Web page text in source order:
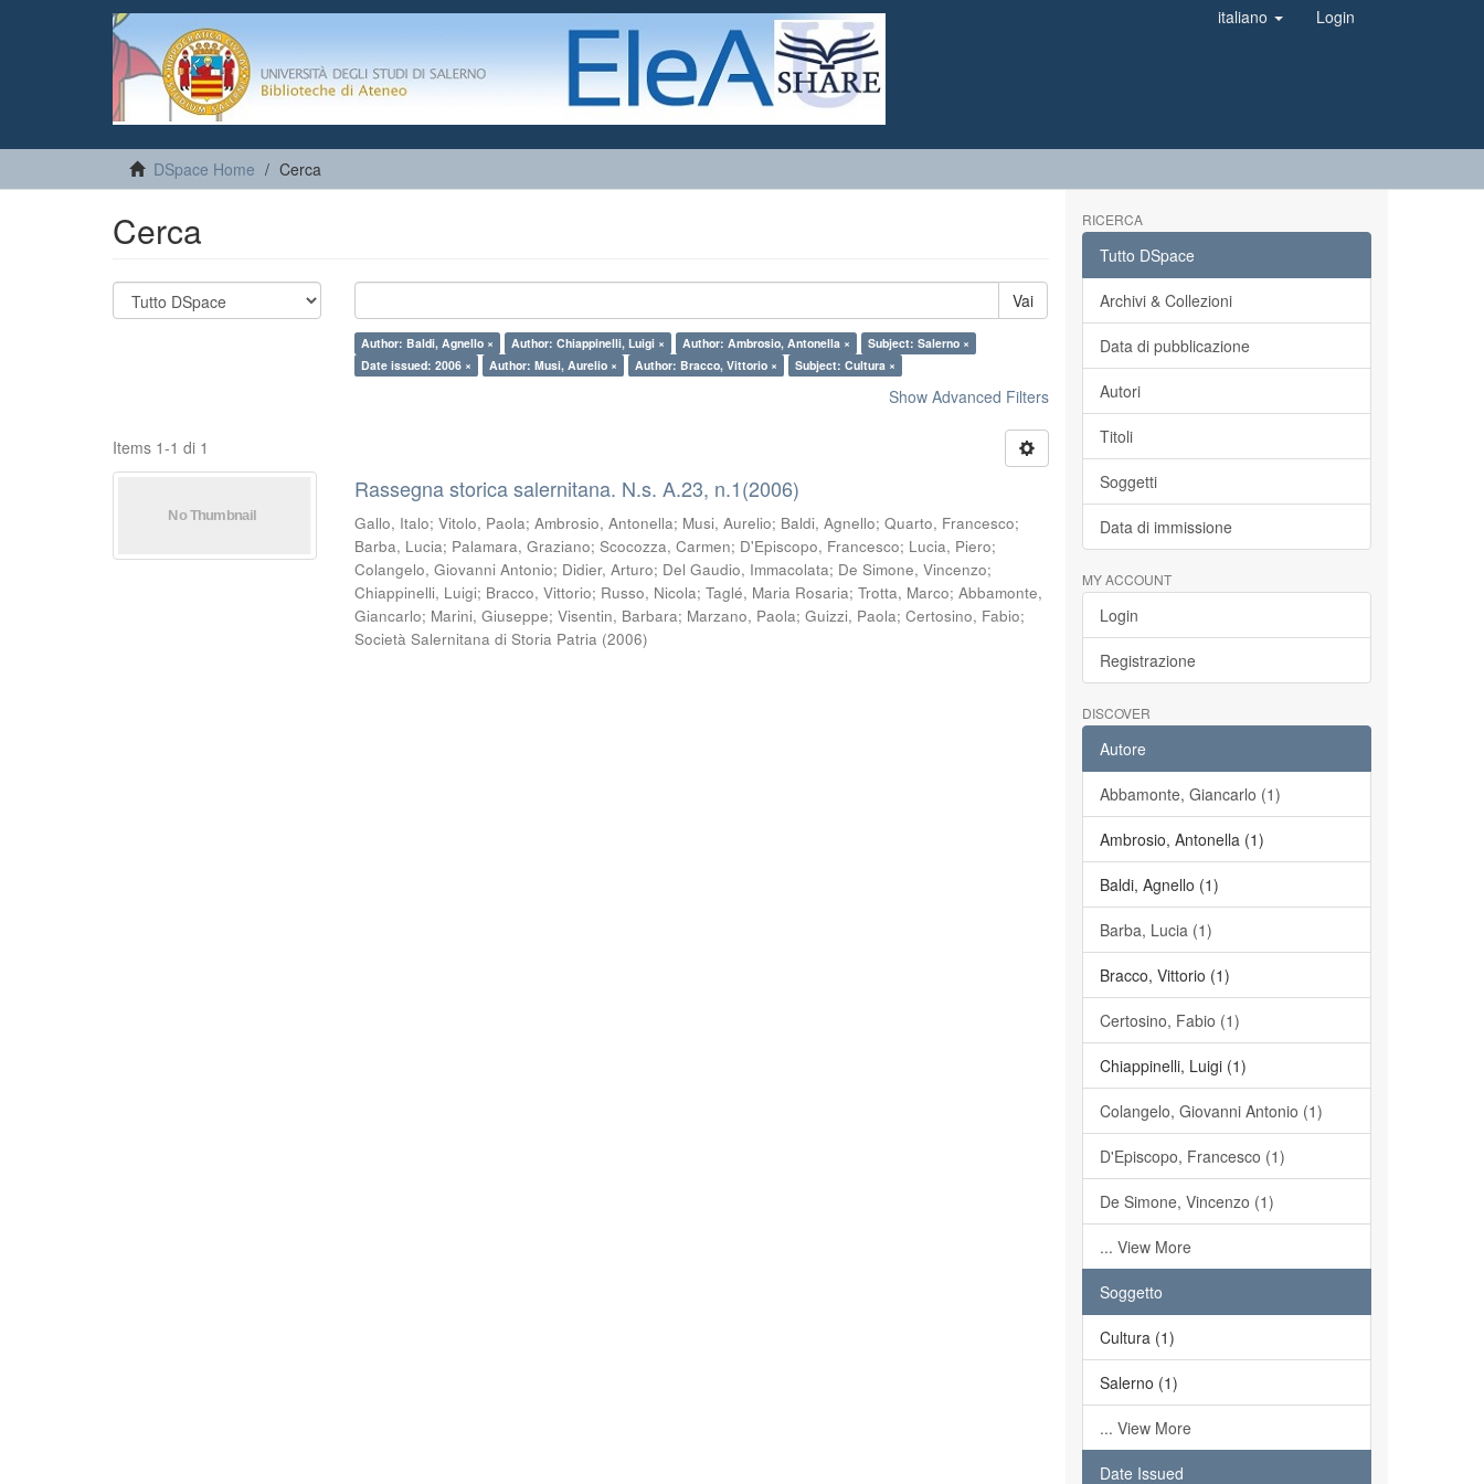
italiano Login
DSpace Home Cerca
Cerca
Vai
Author: Baldi, Agnello × Author: Chiappinelli, Luigi × Author: Ambrosio, Antonella ×
Subject: Salerno ×
Date issued: 2006 ×
Author: Musi, Aurelio × Author: Bracco, Vittorio × Subject: Cultura ×
Show Advanced Filters
Items 1-1 di 1
Rassegna storica salernitana. N.s. A.23, n.1(2006)
Gallo, Italo;Vitolo, Paola;Ambrosio, Antonella; Musi, Aurelio; Baldi, Agnello;Quarto, Francesco;
Barba, Lucia; Palamara, Graziano;Scocozza, Carmen; D'Episcopo, Francesco; Lucia, Piero;
Colangelo, Giovanni Antonio; Didier, Arturo; Del Gaudio, Immacolata; De Simone, Vincenzo;
Chiappinelli, Luigi; Bracco, Vittorio; Russo, Nicola;Taglé, Maria Rosaria;Trotta, Marco;Abbamonte,
Giancarlo; Marini, Giuseppe;Visentin, Barbara; Marzano, Paola;Guizzi, Paola;Certosino, Fabio;
Società Salernitana di Storia Patria (2006)
RICERCA
Tutto DSpace
Archivi & Collezioni
Data di pubblicazione
Autori
Titoli
Soggetti
Data di immissione
MY ACCOUNT
Login
Registrazione
DISCOVER
Autore
Abbamonte, Giancarlo (1)
Ambrosio, Antonella (1)
Baldi, Agnello (1)
Barba, Lucia (1)
Bracco, Vittorio (1)
Certosino, Fabio (1)
Chiappinelli, Luigi (1)
Colangelo, Giovanni Antonio (1)
D'Episcopo, Francesco (1)
De Simone, Vincenzo (1)
... View More
Soggetto
Cultura (1)
Salerno (1)
... View More
Date Issued